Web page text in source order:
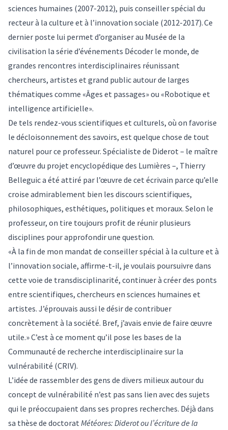
sciences humaines (2007-2012), puis conseiller spécial du
recteur à la culture et à l’innovation sociale (2012-2017). Ce
dernier poste lui permet d’organiser au Musée de la
civilisation la série d’événements Décoder le monde, de
grandes rencontres interdisciplinaires réunissant
chercheurs, artistes et grand public autour de larges
thématiques comme «Âges et passages»ou «Robotique et
intelligence artificielle».
De tels rendez-vous scientifiques et culturels, où on favorise
le décloisonnement des savoirs, est quelque chose de tout
naturel pour ce professeur. Spécialiste de Diderot – le maître
d’œuvre du projet encyclopédique des Lumières –, Thierry
Belleguic a été attiré par l’œuvre de cet écrivain parce qu’elle
croise admirablement bien les discours scientifiques,
philosophiques, esthétiques, politiques et moraux. Selon le
professeur, on tire toujours profit de réunir plusieurs
disciplines pour approfondir une question.
«À la fin de mon mandat de conseiller spécial à la culture et à
l’innovation sociale, affirme-t-il, je voulais poursuivre dans
cette voie de transdisciplinarité, continuer à créer des ponts
entre scientifiques, chercheurs en sciences humaines et
artistes. J’éprouvais aussi le désir de contribuer
concrètement à la société. Bref, j’avais envie de faire œuvre
utile.» C’est à ce moment qu’il pose les bases de la
Communauté de recherche interdisciplinaire sur la
vulnérabilité (CRIV).
L’idée de rassembler des gens de divers milieux autour du
concept de vulnérabilité n’est pas sans lien avec des sujets
qui le préoccupaient dans ses propres recherches. Déjà dans
sa thèse de doctorat Météores: Diderot ou l’écriture de la